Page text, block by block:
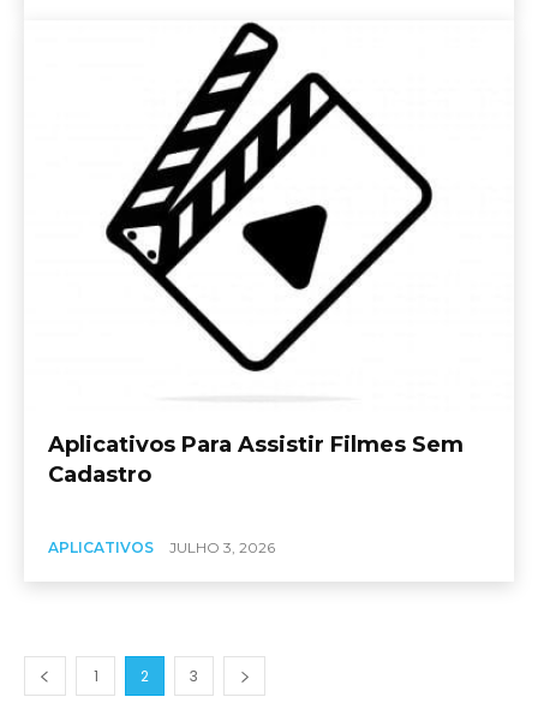
Aplicativos Para Assistir Filmes Sem
Cadastro
APLICATIVOS JULHO 3, 2026
1 2 3